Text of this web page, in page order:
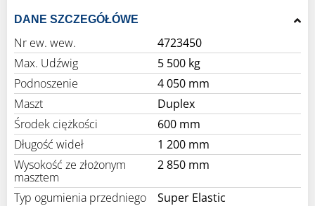
DANE SZCZEGÓŁÓWE
Nr ew. wew.
4723450
Max. Udźwig
5 500 kg
Podnoszenie
4 050 mm
Maszt
Duplex
Środek ciężkości
600 mm
Długość wideł
1 200 mm
Wysokość ze złożonym
masztem
2 850 mm
Typ ogumienia przedniego
Super Elastic